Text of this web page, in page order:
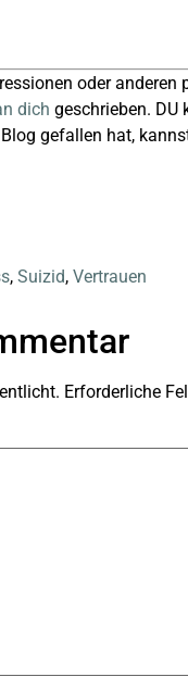
oder
dich geschrieben. DU
gefallen hat,
, Suizid, Vertrauen
Erforderliche